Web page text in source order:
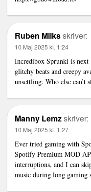
Ruben Milksskriver:
10 Maj 2025 kl. 1:24
Incredibox Sprunki is
glitchy beats and creepy
unsettling. Who else can’t
Manny Lemzskriver:
10 Maj 2025 kl. 1:27
Ever tried gaming with
Spotify Premium MOD
interruptions, and I can
music during long gaming